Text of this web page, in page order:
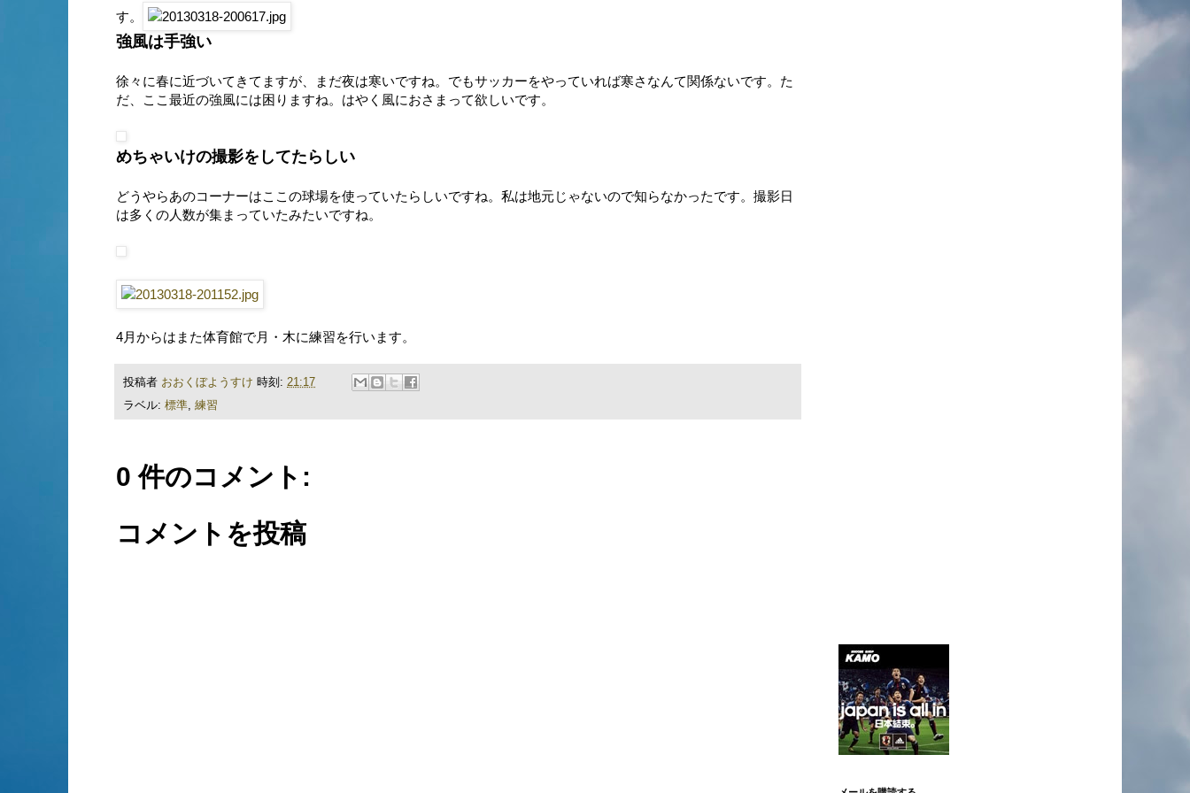
す。
強風は手強い
徐々に春に近づいてきてますが、まだ夜は寒いですね。でもサッカーをやっていれば寒さなんて関係ないです。た
だ、ここ最近の強風には困りますね。はやく風におさまって欲しいです。
めちゃいけの撮影をしてたらしい
どうやらあのコーナーはここの球場を使っていたらしいですね。私は地元じゃないので知らなかったです。撮影日
は多くの人数が集まっていたみたいですね。
4月からはまた体育館で月・木に練習を行います。
投稿者 おおくぼようすけ 時刻: 21:17
ラベル: 標準, 練習
0 件のコメント:
コメントを投稿